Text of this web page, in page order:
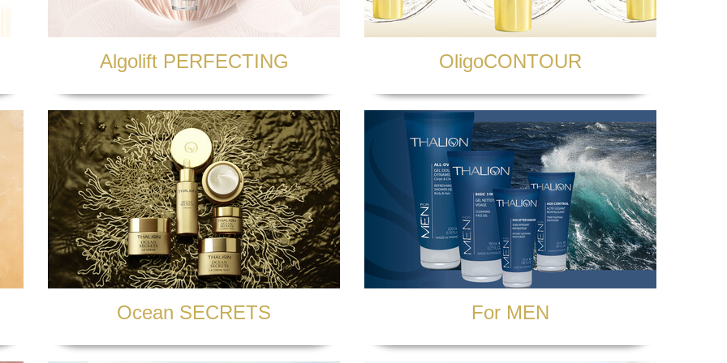
lub obrony roszczeń; lub na czas wniesionego sprzeciwu względem przetwarzania danych;
wobec przetwarzania danych - Sprzeciw „marketingowy”. Ma Pani/ Pan prawo sprzeciwu wobec
w celu prowadzenia marketingu bezpośredniego. W przypadku skorzystania z tego prawa –
z uwagi na szczególną sytuację. Ma Pani/ Pan także prawo sprzeciwu wobec przetwarzania Pani/Pana
interesu w celach innych niż marketing bezpośredni. Powinna Pani/Pan wtedy wskazać
praw lub też że Pani/Pana dane są nam niezbędne do ustalenia, dochodzenia lub obrony roszczeń;
– ma Pani/Pan prawo otrzymać od nas w ustrukturyzowanym, powszechnie używanym formacie
dane osobowe Pana/Pani dotyczące, które posiadamy na podstawie umowy lub Pani/ Pana
nam przesłanie tych danych bezpośrednio innemu podmiotowi;
nadzorczego - jeżeli uważa Pani/Pan, że przetwarzamy Pani/ Pana dane niezgodnie z prawem,
skargę do Prezesa Urzędu Ochrony Danych Osobowych lub innego właściwego organu
danych osobowych - w każdej chwili może Pani/Pan prawo cofnąć zgodę na przetwarzanie
na podstawie Pani/Pana zgody. Cofnięcie zgody nie będzie wpływać na zgodność z
dokonano na podstawie zgody przed jej wycofaniem.
żądanie pod adres email:
Algolift PERFECTING OligoCONTOUR
Ocean SECRETS For MEN